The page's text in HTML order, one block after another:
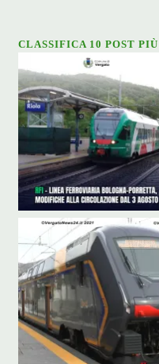
CLASSIFICA 10 POST